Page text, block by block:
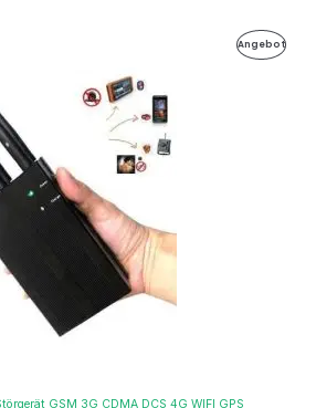
Angebot
GSM 3G CDMA DCS 4G WIFI GPS